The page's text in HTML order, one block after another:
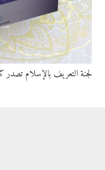
لجنة التعريف بالإسلام تصدر